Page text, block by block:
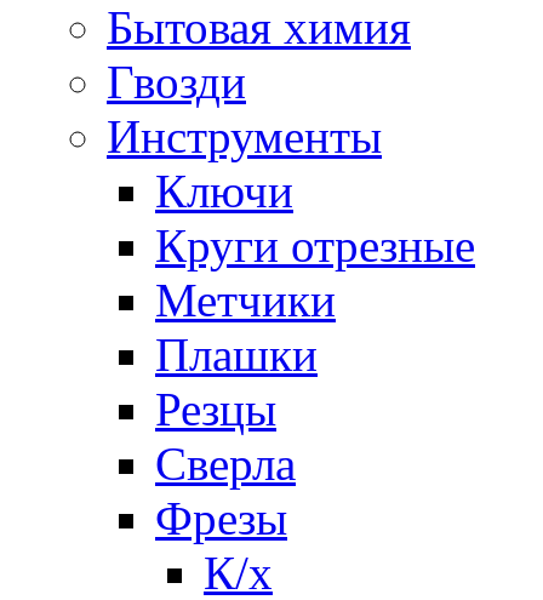
Бытовая химия
Гвозди
Инструменты
Ключи
Круги отрезные
Метчики
Плашки
Резцы
Сверла
Фрезы
К/х